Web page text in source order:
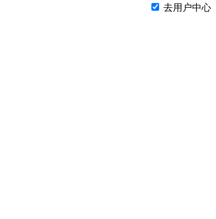
去用户中心